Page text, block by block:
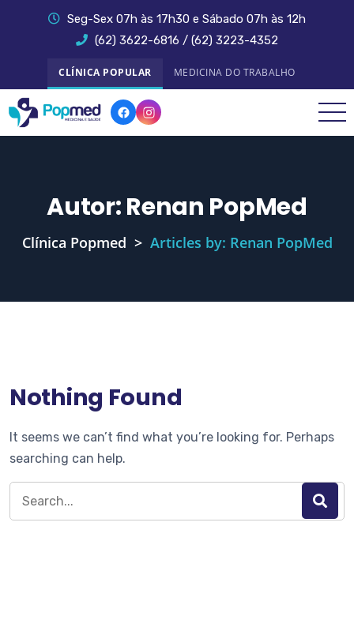
Seg-Sex 07h às 17h30 e Sábado 07h às 12h
(62) 3622-6816 / (62) 3223-4352
CLÍNICA POPULAR MEDICINA DO TRABALHO
Autor:Renan PopMed
Clínica Popmed > Articles by: Renan PopMed
Nothing Found
It seems we can’t find what you’re looking for. Perhaps
searching can help.